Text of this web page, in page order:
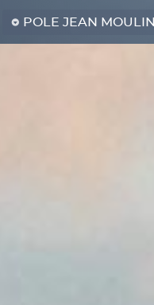
POLE JEAN MOULIN